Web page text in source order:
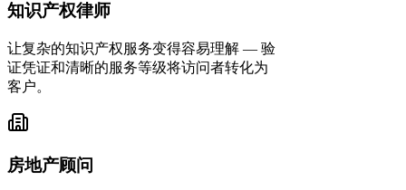
知识产权律师
让复杂的知识产权服务变得容易理解 — 验
证凭证和清晰的服务等级将访问者转化为
客户。
房地产顾问